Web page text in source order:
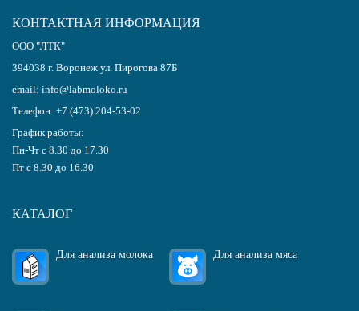
КОНТАКТНАЯ ИНФОРМАЦИЯ
ООО "ЛТК"
394038 г. Воронеж ул. Пирогова 87Б
email: info@labmoloko.ru
Телефон: +7 (473) 204-53-02
График работы:
Пн-Чт с 8.30 до 17.30
Пт с 8.30 до 16.30
КАТАЛОГ
Для анализа молока Для анализа мяса